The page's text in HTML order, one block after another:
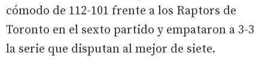
cómodo de 112-101 frente a los Raptors de
Toronto en el sexto partido y empataron a 3-3
la serie que disputan al mejor de siete.